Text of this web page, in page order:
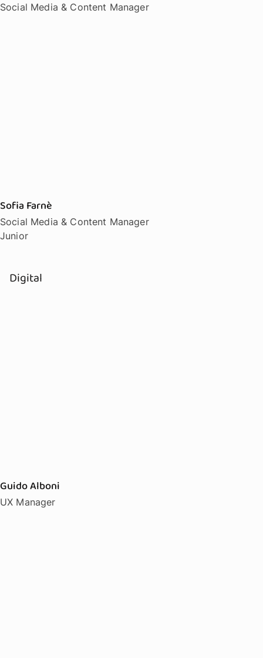
Social Media & Content Manager
Sofia Farnè
Social Media & Content Manager
Junior
Digital
Guido Alboni
UX Manager